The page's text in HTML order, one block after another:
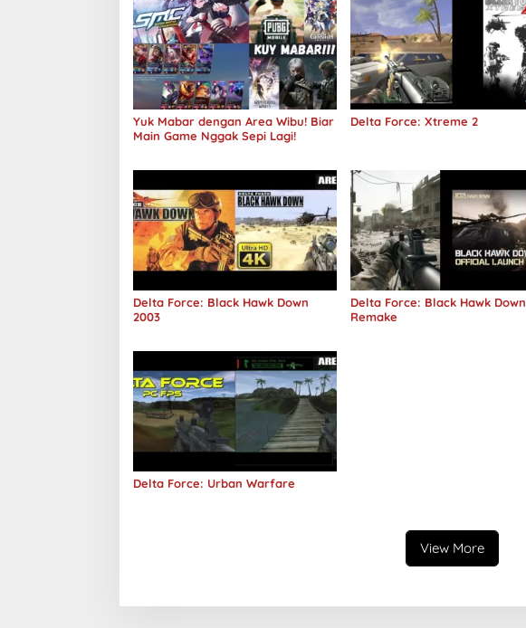
Yuk Mabar dengan Area Wibu! Biar
Main Game Nggak Sepi Lagi!
Delta Force: Xtreme 2
Delta Force: Black Hawk Down
2003
Delta Force: Black Hawk Down
Remake
Delta Force: Urban Warfare
View More